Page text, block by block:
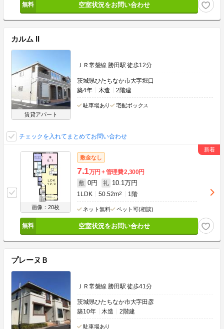
空室状況をお問い合わせ
カルム II
賃貸アパート
ＪＲ常磐線 勝田駅 徒歩12分
茨城県ひたちなか市大字堀口
築4年
木造 2階建
駐車場あり 宅配ボックス
チェックを入れてまとめてお問い合わせ
画像：20枚
敷金なし
7.1万円 管理費2,300円
敷 0円 礼 10.1万円
1LDK 50.52m2 1階
ネット無料 ペット可(相談)
空室状況をお問い合わせ
プレーヌＢ
ＪＲ常磐線 勝田駅 徒歩41分
茨城県ひたちなか市大字田彦
築10年
木造 2階建
駐車場あり